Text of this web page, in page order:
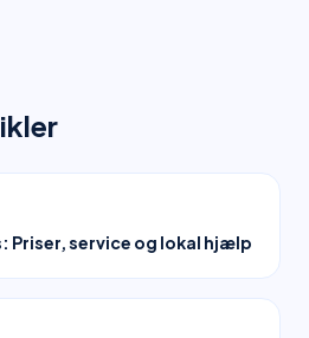
Priser, service og lokal hjælp